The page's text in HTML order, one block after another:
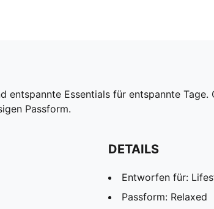
entspannte Essentials für entspannte
Passform.
DETAILS
Entworfen für:
Passform: Relaxed